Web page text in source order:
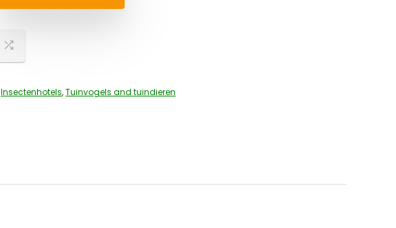
Insectenhotels,Tuinvogels and tuindieren